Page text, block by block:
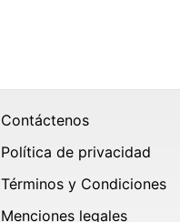
Contáctenos
Política de privacidad
Términos y Condiciones
Menciones legales